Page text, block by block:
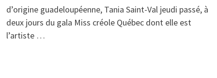
d’origine guadeloupéenne, Tania Saint-Val jeudi passé, à
deux jours du gala Miss créole Québec dont elle est
l’artiste …